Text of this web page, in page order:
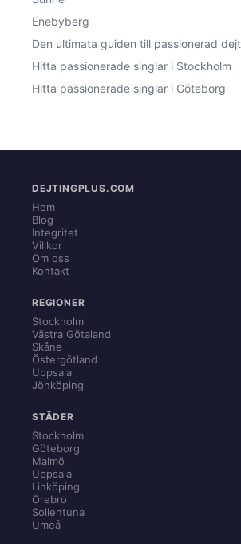
Enebyberg
Den ultimata guiden till passionerad
Hitta passionerade singlar i Stockholm
Hitta passionerade singlar i Göteborg
DEJTINGPLUS.COM
Hem
Blog
Integritet
Villkor
Om oss
Kontakt
REGIONER
Stockholm
Västra Götaland
Skåne
Östergötland
Uppsala
Jönköping
STÄDER
Stockholm
Göteborg
Malmö
Uppsala
Linköping
Örebro
Sollentuna
Umeå